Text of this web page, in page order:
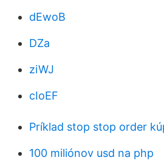
dEwoB
DZa
ziWJ
cIoEF
Príklad stop stop order
100 miliónov usd na php